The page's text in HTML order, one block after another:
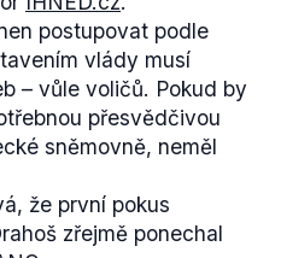
postupovat podle
vlády musí
– vůle voličů. Pokud by
přesvědčivou
sněmovně, neměl
že první pokus
zřejmě ponechal